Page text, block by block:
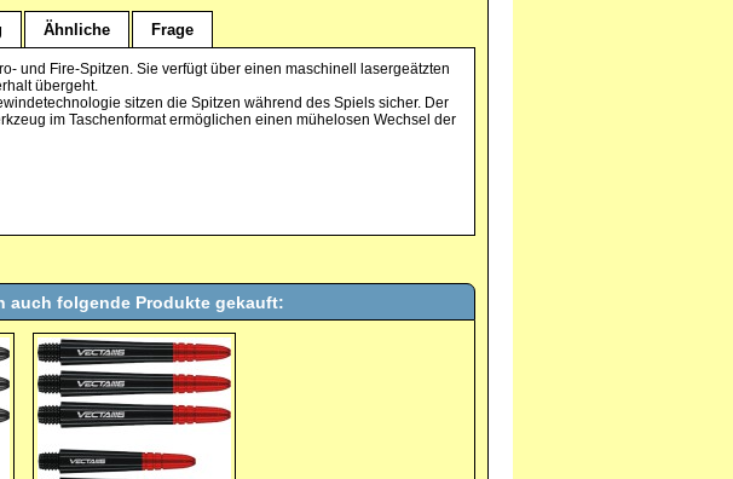
Ähnliche Frage
und Fire-Spitzen. Sie verfügt über einen maschinell lasergeätzten
übergeht.
sitzen die Spitzen während des Spiels sicher. Der
im Taschenformat ermöglichen einen mühelosen Wechsel der
auch folgende Produkte gekauft: